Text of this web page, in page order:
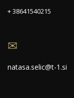
+ 38641540215
natasa.selic@t-1.si